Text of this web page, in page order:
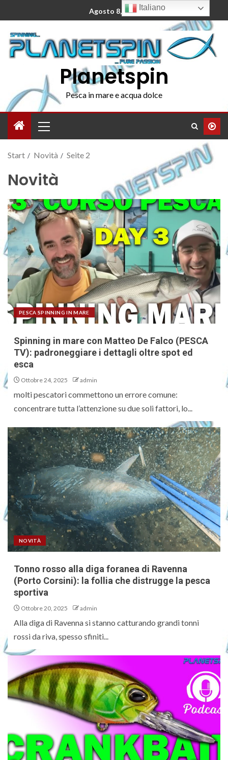
Agosto 8, 2026
Planetspin
Pesca in mare e acqua dolce
Start Novità Seite 2
Novità
PESCA SPINNING IN MARE
Spinning in mare con Matteo De Falco (PESCA
TV): padroneggiare i dettagli oltre spot ed
esca
Ottobre 24, 2025 admin
molti pescatori commettono un errore comune:
concentrare tutta l’attenzione su due soli fattori, lo...
NOVITÀ
Tonno rosso alla diga foranea di Ravenna
(Porto Corsini): la follia che distrugge la pesca
sportiva
Ottobre 20, 2025 admin
Alla diga di Ravenna si stanno catturando grandi tonni
rossi da riva, spesso sfiniti...
Italiano